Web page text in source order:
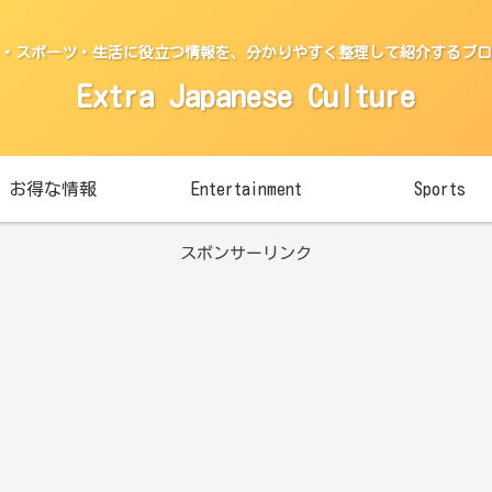
スポーツ・生活に役立つ情報を、分かりやすく整理して紹介するブ
Extra Japanese Culture
お得な情報 Entertainment Sports
スポンサーリンク